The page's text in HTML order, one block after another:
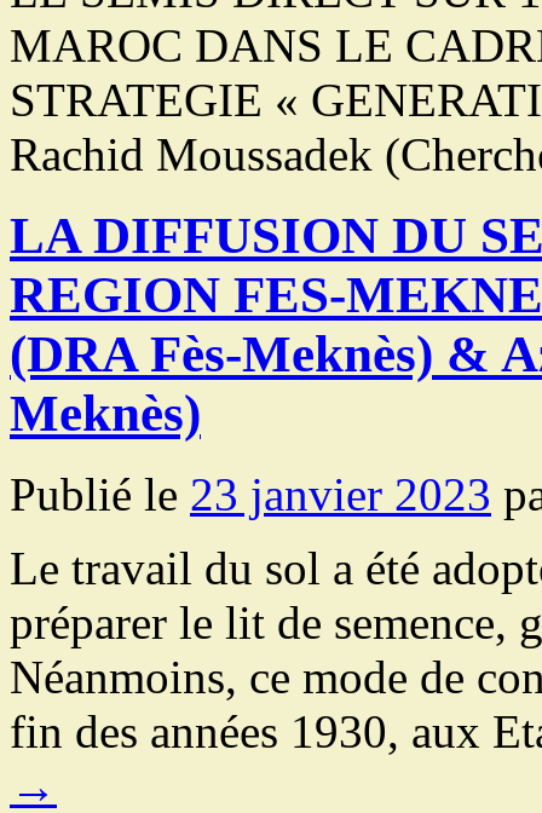
MAROC DANS LE
STRATEGIE «
Rachid Moussadek
LA DIFFUSION DU
REGION FES-
(DRA Fès-Meknès) &
Meknès)
Publié le 23 janvier 2023
Le travail du sol a été
préparer le lit de semence,
Néanmoins, ce mode de
fin des années 1930, aux
→